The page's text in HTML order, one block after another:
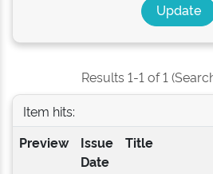
Results 1-1 of 1
Item hits:
Preview
Issue
Date
Title